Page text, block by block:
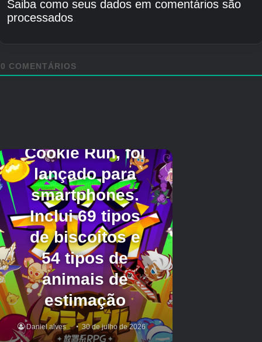
Saiba como seus dados em comentários são
processados.
0 COMENTÁRIOS